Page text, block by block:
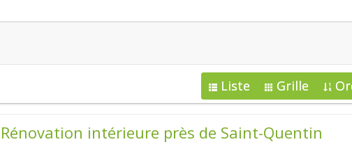
Liste Grille
Rénovation intérieure près de Saint-Quentin